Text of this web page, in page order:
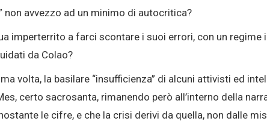
non avvezzo ad un minimo di autocritica?
imperterrito a farci scontare i suoi errori, con un
da Colao?
volta, la basilare “insufficienza” di alcuni attivisti ed
certo sacrosanta, rimanendo però all’interno della
le cifre, e che la crisi derivi da quella, non dalle